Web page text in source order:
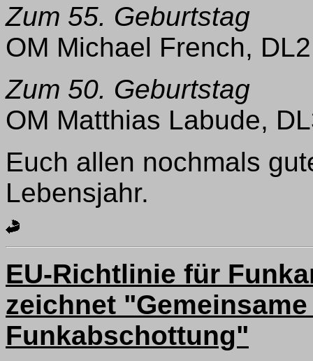
Zum 55. Geburtstag
OM Michael French,
Zum 50. Geburtstag
OM Matthias Labude,
Euch allen nochmals
Lebensjahr.
EU-Richtlinie für
zeichnet
Funkabschottung"